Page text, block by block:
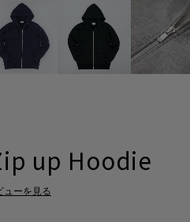
up Hoodie
ューを見る